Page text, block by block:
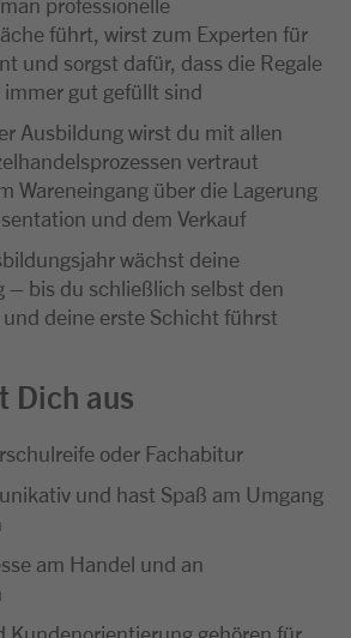
führt, wirst zum Experten für
und sorgst dafür, dass die Regale
immer gut gefüllt sind
Ausbildung wirst du mit allen
vertraut
Wareneingang über die Lagerung
und dem Verkauf
wächst deine
– bis du schließlich selbst den
deine erste Schicht führst
Dich aus
oder Fachabitur
und hast Spaß am Umgang
am Handel und an
Kundenorientierung gehören für